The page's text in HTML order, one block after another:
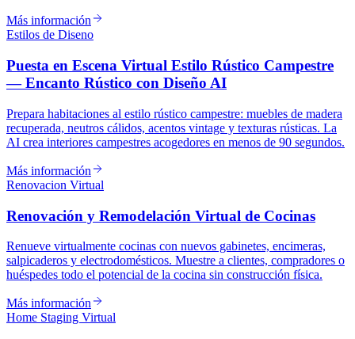
Más información
Estilos de Diseno
Puesta en Escena Virtual Estilo Rústico Campestre
— Encanto Rústico con Diseño AI
Prepara habitaciones al estilo rústico campestre: muebles de madera
recuperada, neutros cálidos, acentos vintage y texturas rústicas. La
AI crea interiores campestres acogedores en menos de 90 segundos.
Más información
Renovacion Virtual
Renovación y Remodelación Virtual de Cocinas
Renueve virtualmente cocinas con nuevos gabinetes, encimeras,
salpicaderos y electrodomésticos. Muestre a clientes, compradores o
huéspedes todo el potencial de la cocina sin construcción física.
Más información
Home Staging Virtual